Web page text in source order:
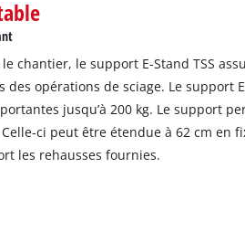
chantier, le support E-Stand TSS
opérations de sciage. Le support
jusqu’à 200 kg. Le support
ci peut être étendue à 62 cm en
les rehausses fournies.